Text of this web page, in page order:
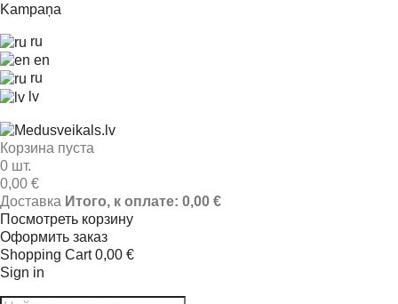
Kampaņa
ru
en
ru
lv
Корзина пуста
0 шт.
0,00 €
Доставка Итого, к оплате: 0,00 €
Посмотреть корзину
Оформить заказ
Shopping Cart 0,00 €
Sign in